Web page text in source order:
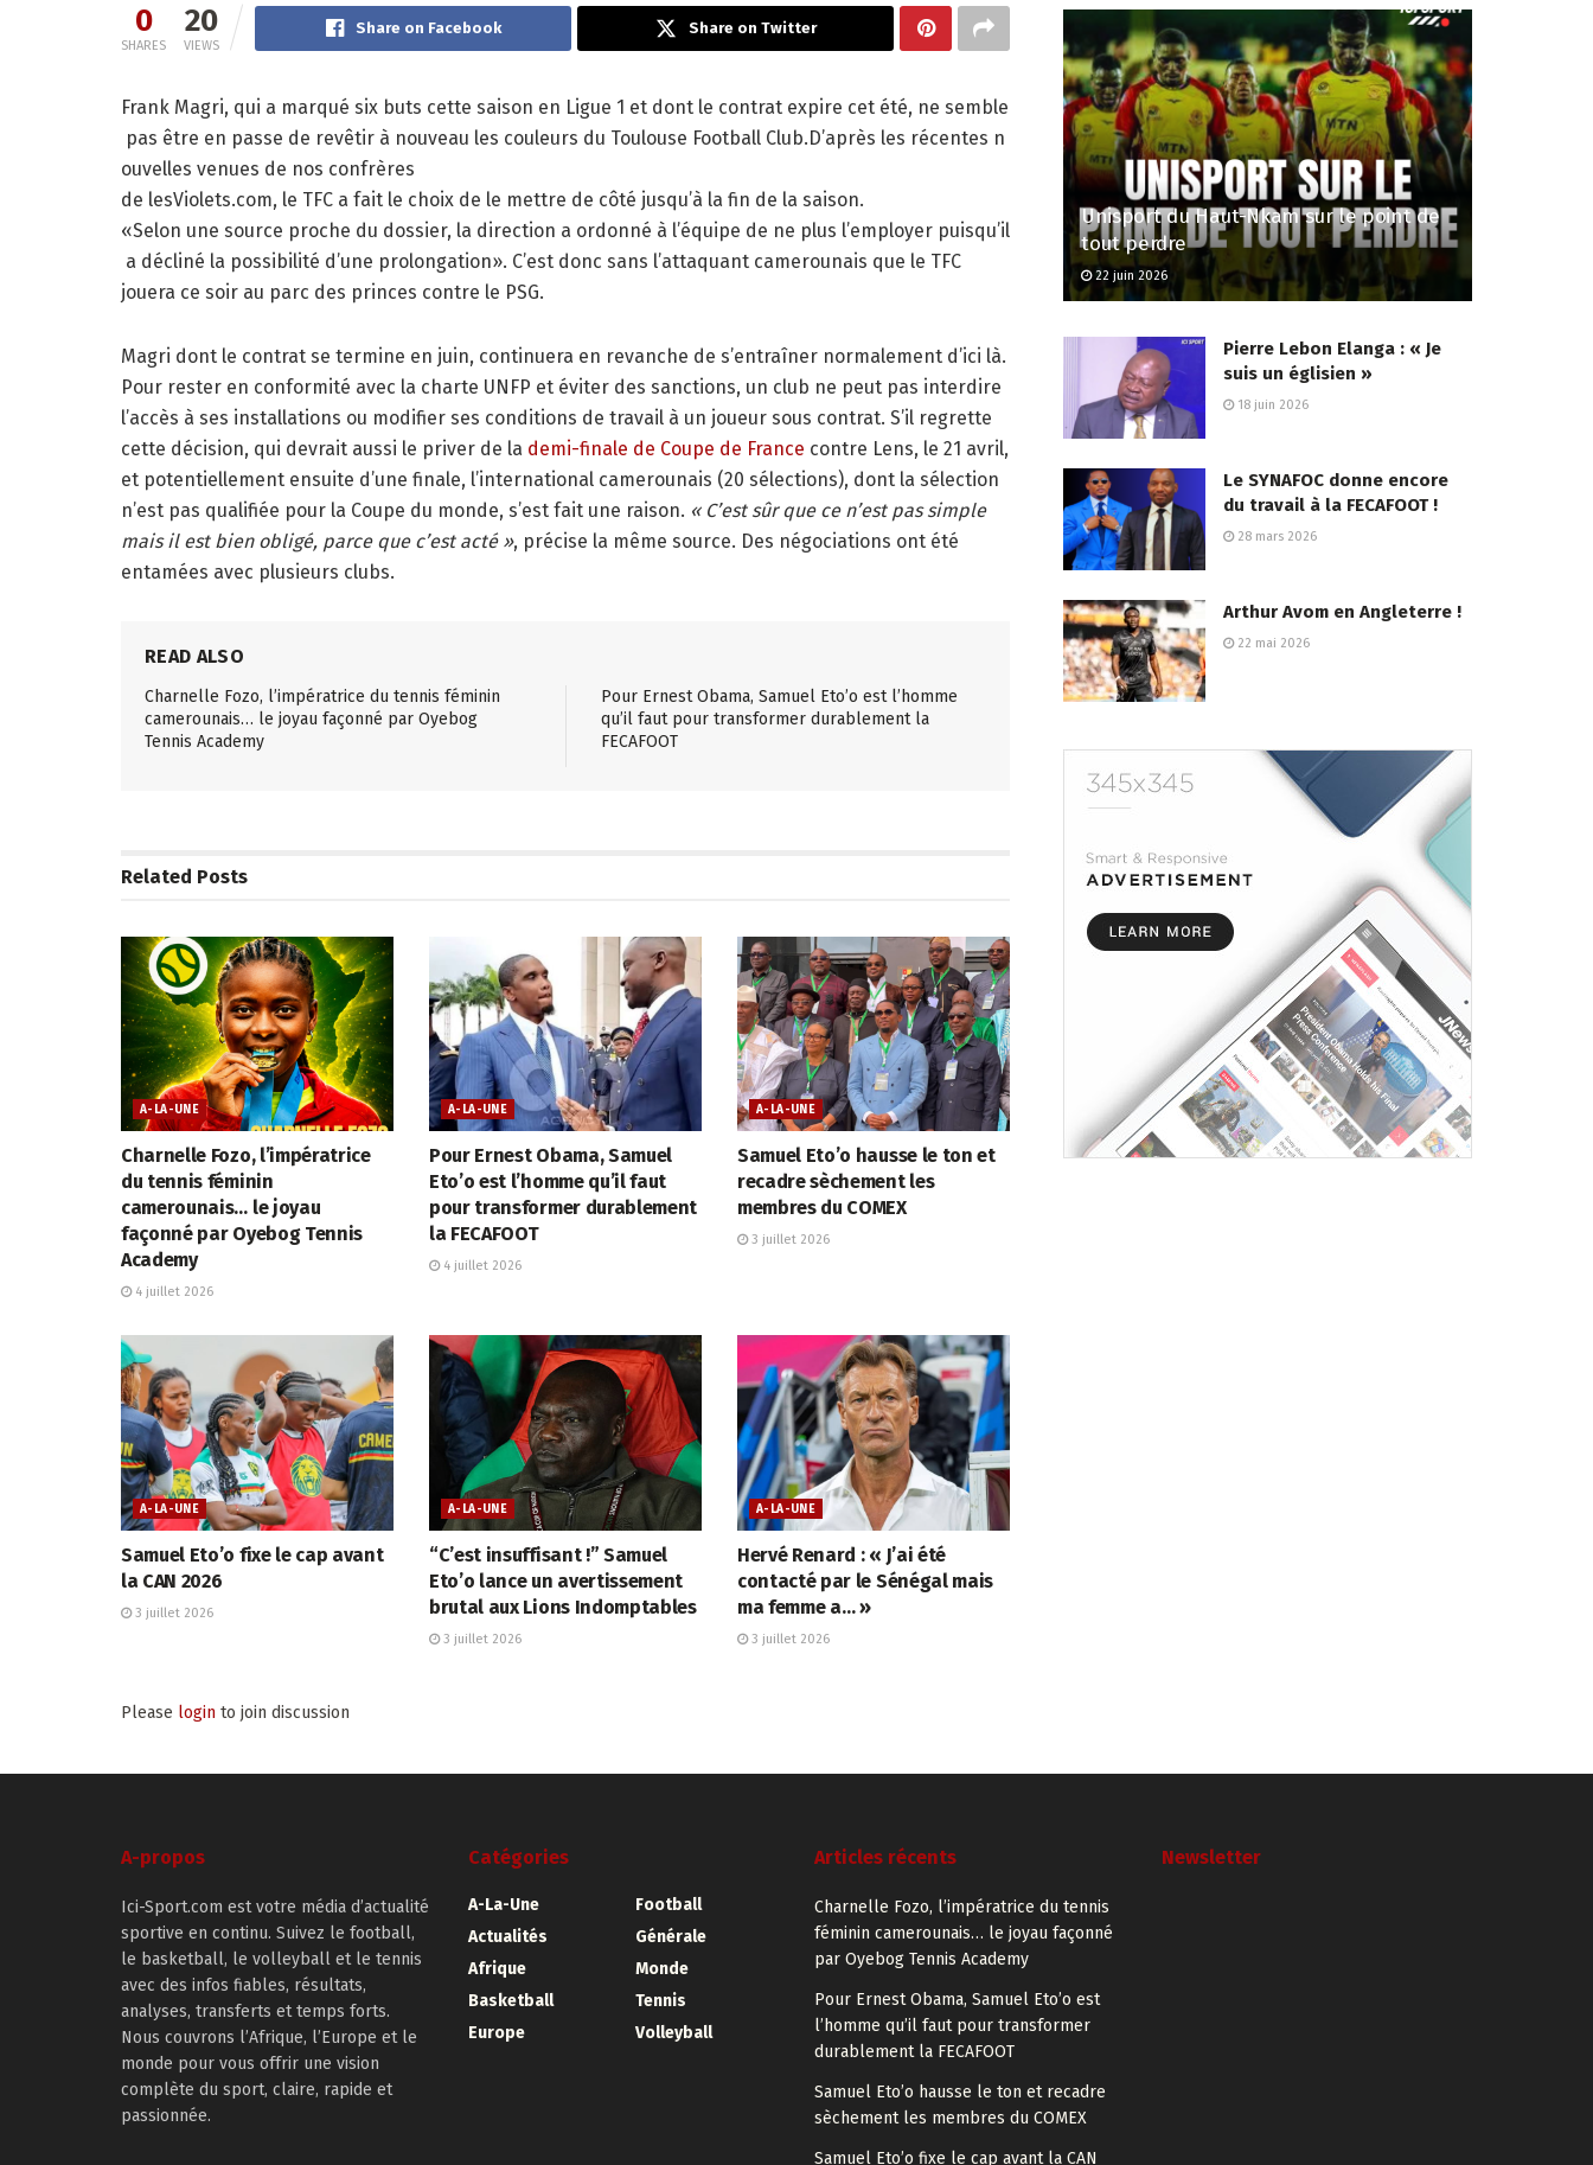
0
SHARES
20
VIEWS
Share on Facebook Share on Twitter
Frank Magri, qui a marqué six buts cette saison en Ligue 1 et dont le contrat expire cet été, ne semble
pas être en passe de revêtir à nouveau les couleurs du Toulouse Football Club.D’après les récentes n
ouvelles venues de nos confrères
de lesViolets.com, le TFC a fait le choix de le mettre de côté jusqu’à la fin de la saison.
«Selon une source proche du dossier, la direction a ordonné à l’équipe de ne plus l’employer puisqu’il
a décliné la possibilité d’une prolongation». C’est donc sans l’attaquant camerounais que le TFC
jouera ce soir au parc des princes contre le PSG.
Magri dont le contrat se termine en juin, continuera en revanche de s’entraîner normalement d’ici là.
Pour rester en conformité avec la charte UNFP et éviter des sanctions, un club ne peut pas interdire
l’accès à ses installations ou modifier ses conditions de travail à un joueur sous contrat. S’il regrette
cette décision, qui devrait aussi le priver de la demi-finale de Coupe de France contre Lens, le 21 avril,
et potentiellement ensuite d’une finale, l’international camerounais (20 sélections), dont la sélection
n’est pas qualifiée pour la Coupe du monde, s’est fait une raison. « C’est sûr que ce n’est pas simple
mais il est bien obligé, parce que c’est acté », précise la même source. Des négociations ont été
entamées avec plusieurs clubs.
READ ALSO
Charnelle Fozo, l’impératrice du tennis féminin
camerounais… le joyau façonné par Oyebog
Tennis Academy
Pour Ernest Obama, Samuel Eto’o est l’homme
qu’il faut pour transformer durablement la
FECAFOOT
Related Posts
A-LA-UNE
Charnelle Fozo, l’impératrice
du tennis féminin
camerounais… le joyau
façonné par Oyebog Tennis
Academy
4 juillet 2026
A-LA-UNE
Pour Ernest Obama, Samuel
Eto’o est l’homme qu’il faut
pour transformer durablement
la FECAFOOT
4 juillet 2026
A-LA-UNE
Samuel Eto’o hausse le ton et
recadre sèchement les
membres du COMEX
3 juillet 2026
A-LA-UNE
Samuel Eto’o fixe le cap avant
la CAN 2026
3 juillet 2026
A-LA-UNE
“C’est insuffisant !” Samuel
Eto’o lance un avertissement
brutal aux Lions Indomptables
3 juillet 2026
A-LA-UNE
Hervé Renard : « J’ai été
contacté par le Sénégal mais
ma femme a… »
3 juillet 2026
Please login to join discussion
Unisport du Haut-Nkam sur le point de
tout perdre
22 juin 2026
Pierre Lebon Elanga : « Je
suis un églisien »
18 juin 2026
Le SYNAFOC donne encore
du travail à la FECAFOOT !
28 mars 2026
Arthur Avom en Angleterre !
22 mai 2026
A-propos
Ici-Sport.com est votre média d’actualité
sportive en continu. Suivez le football,
le basketball, le volleyball et le tennis
avec des infos fiables, résultats,
analyses, transferts et temps forts.
Nous couvrons l’Afrique, l’Europe et le
monde pour vous offrir une vision
complète du sport, claire, rapide et
passionnée.
Catégories
A-La-Une
Actualités
Afrique
Basketball
Europe
Football
Générale
Monde
Tennis
Volleyball
Articles récents
Charnelle Fozo, l’impératrice du tennis
féminin camerounais… le joyau façonné
par Oyebog Tennis Academy
Pour Ernest Obama, Samuel Eto’o est
l’homme qu’il faut pour transformer
durablement la FECAFOOT
Samuel Eto’o hausse le ton et recadre
sèchement les membres du COMEX
Samuel Eto’o fixe le cap avant la CAN
Newsletter